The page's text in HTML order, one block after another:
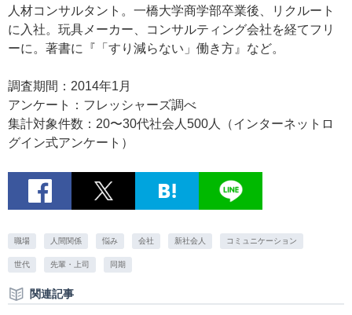
人材コンサルタント。一橋大学商学部卒業後、リクルート
に入社。玩具メーカー、コンサルティング会社を経てフリ
ーに。著書に『「すり減らない」働き方』など。
調査期間：2014年1月
アンケート：フレッシャーズ調べ
集計対象件数：20〜30代社会人500人（インターネットロ
グイン式アンケート）
職場 人間関係 悩み 会社 新社会人 コミュニケーション
世代 先輩・上司 同期
関連記事